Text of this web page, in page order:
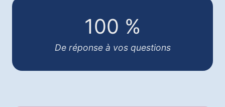
100 %
De réponse à vos questions